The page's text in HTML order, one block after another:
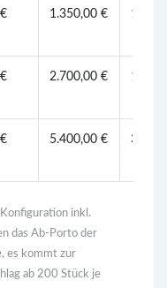
1.350,00 €
2.700,00 €
5.400,00 €
inkl.
das Ab-Porto der
es kommt zur
ab 200 Stück je